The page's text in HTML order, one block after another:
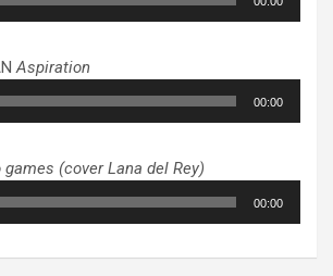
Aspiration
00:00
games (cover Lana del Rey)
00:00